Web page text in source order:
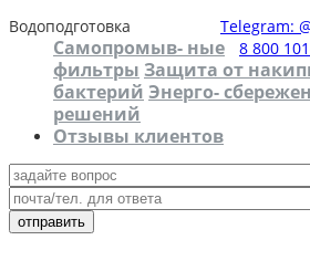
Водоподготовка Telegram:
8 800
Самопромыв- ные
фильтры Защита от
бактерий Энерго-
решений
Отзывы клиентов